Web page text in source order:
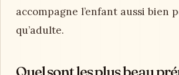
accompagne l’enfant aussi bien
qu’adulte.
Quel sont les plus beau